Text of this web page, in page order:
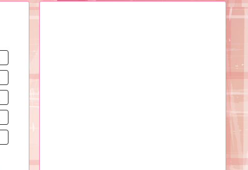
描く過程をタイムラプスで動画にしました！」→とんでも...
い』と言ってもきれいに書いてくれない」って、それ自体...